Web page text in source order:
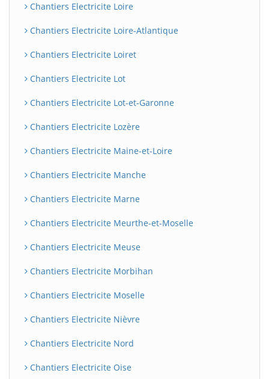
Chantiers Electricite Loire
Chantiers Electricite Loire-Atlantique
Chantiers Electricite Loiret
Chantiers Electricite Lot
Chantiers Electricite Lot-et-Garonne
Chantiers Electricite Lozère
Chantiers Electricite Maine-et-Loire
Chantiers Electricite Manche
Chantiers Electricite Marne
Chantiers Electricite Meurthe-et-Moselle
Chantiers Electricite Meuse
Chantiers Electricite Morbihan
Chantiers Electricite Moselle
Chantiers Electricite Nièvre
Chantiers Electricite Nord
Chantiers Electricite Oise